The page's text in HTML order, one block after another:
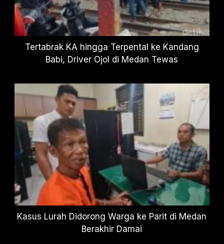
Tertabrak KA hingga Terpental ke Kandang
Babi, Driver Ojol di Medan Tewas
Kasus Lurah Didorong Warga ke Parit di Medan
Berakhir Damai